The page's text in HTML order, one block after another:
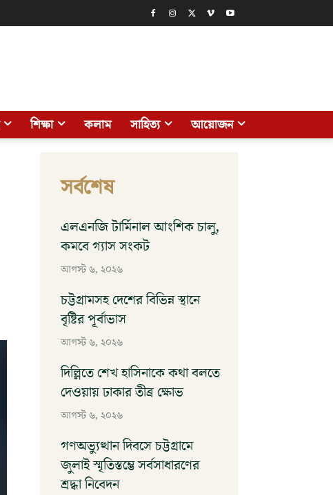
শিক্ষা কলাম সাহিত্য আয়োজন
সর্বশেষ
এলএনজি টার্মিনাল আংশিক চালু,
কমবে গ্যাস সংকট
আগস্ট ৬, ২০২৬
চট্টগ্রামসহ দেশের বিভিন্ন স্থানে
বৃষ্টির পূর্বাভাস
আগস্ট ৬, ২০২৬
দিল্লিতে শেখ হাসিনাকে কথা বলতে
দেওয়ায় ঢাকার তীব্র ক্ষোভ
আগস্ট ৬, ২০২৬
গণঅভ্যুত্থান দিবসে চট্টগ্রামে
জুলাই স্মৃতিস্তম্ভে সর্বসাধারণের
শ্রদ্ধা নিবেদন